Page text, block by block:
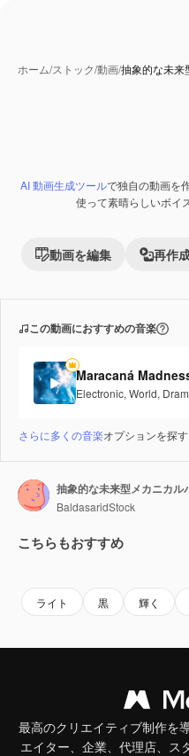
ホーム/ストック/動画/抽象的な未来
AI 動画生成ツールで独自の動画を
使って素晴らしいボイ
動画を編集 再作
この動画におすすめの音楽
Maracaná
Electronic, World,
さらに多くの音楽オプションを探す
抽象的な未来型メカニカル
BaldasaridStock
こちらもおすすめ
ライト 黒 輝く
最高のクリエイティブ制作を
エイター、企業、代理店、ス